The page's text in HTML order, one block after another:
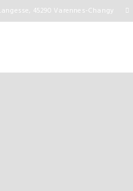
45290 Varennes-Changy